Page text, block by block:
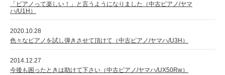
「ピアノって楽しい！」と言うようになりました（中古ピアノ/ヤマ
ハ/U1H）
2020.10.28
色々なピアノを試し弾きさせて頂けて（中古ピアノ/ヤマハ/U3H）
2014.12.27
今後も困ったときは助けて下さい（中古ピアノ/ヤマハ/UX50Rw）